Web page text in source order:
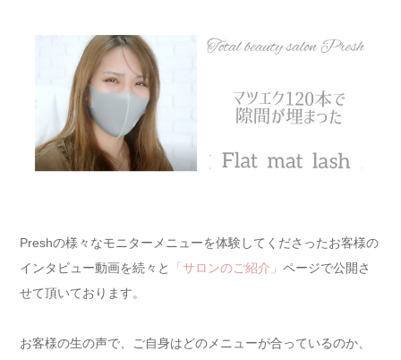
Preshの様々なモニターメニューを体験してくださったお客様の
インタビュー動画を続々と
「サロンのご紹介」 ページで公開さ
せて頂いております。
お客様の生の声で、ご自身はどのメニューが合っているのか、